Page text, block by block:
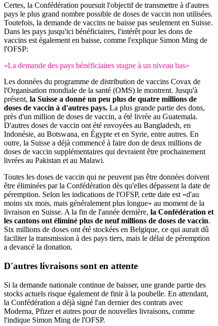
Certes, la Confédération poursuit l'objectif de transmettre à d'autres
pays le plus grand nombre possible de doses de vaccin non utilisées.
Toutefois, la demande de vaccins ne baisse pas seulement en Suisse.
Dans les pays jusqu'ici bénéficiaires, l'intérêt pour les dons de
vaccins est également en baisse, comme l'explique Simon Ming de
l'OFSP:
«La demande des pays bénéficiaires stagne à un niveau bas»
Les données du programme de distribution de vaccins Covax de
l'Organisation mondiale de la santé (OMS) le montrent. Jusqu'à
présent, la Suisse a donné un peu plus de quatre millions de
doses de vaccin à d'autres pays. La plus grande partie des dons,
près d'un million de doses de vaccin, a été livrée au Guatemala.
D'autres doses de vaccin ont été envoyées au Bangladesh, en
Indonésie, au Botswana, en Égypte et en Syrie, entre autres. En
outre, la Suisse a déjà commencé à faire don de deux millions de
doses de vaccin supplémentaires qui devraient être prochainement
livrées au Pakistan et au Malawi.
Toutes les doses de vaccin qui ne peuvent pas être données doivent
être éliminées par la Confédération dès qu'elles dépassent la date de
péremption. Selon les indications de l'OFSP, cette date est «d'au
moins six mois, mais généralement plus longue» au moment de la
livraison en Suisse. A la fin de l'année dernière, la Confédération et
les cantons ont éliminé plus de neuf millions de doses de vaccin.
Six millions de doses ont été stockées en Belgique, ce qui aurait dû
faciliter la transmission à des pays tiers, mais le délai de péremption
a devancé la donation.
D'autres livraisons sont en attente
Si la demande nationale continue de baisser, une grande partie des
stocks actuels risque également de finir à la poubelle. En attendant,
la Confédération a déjà signé l'an dernier des contrats avec
Moderna, Pfizer et autres pour de nouvelles livraisons, comme
l'indique Simon Ming de l'OFSP.